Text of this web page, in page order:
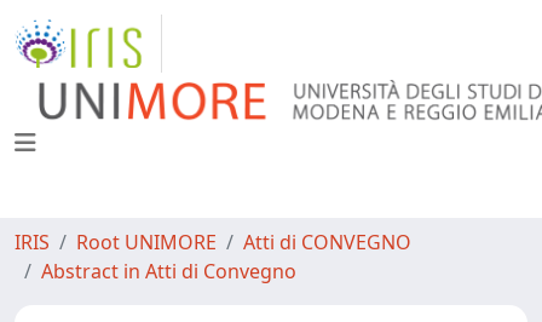
IRIS Root UNIMORE
Atti di CONVEGNO
Abstract in Atti di Convegno